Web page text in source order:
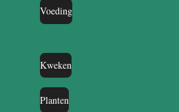
Voeding
Kweken
Planten